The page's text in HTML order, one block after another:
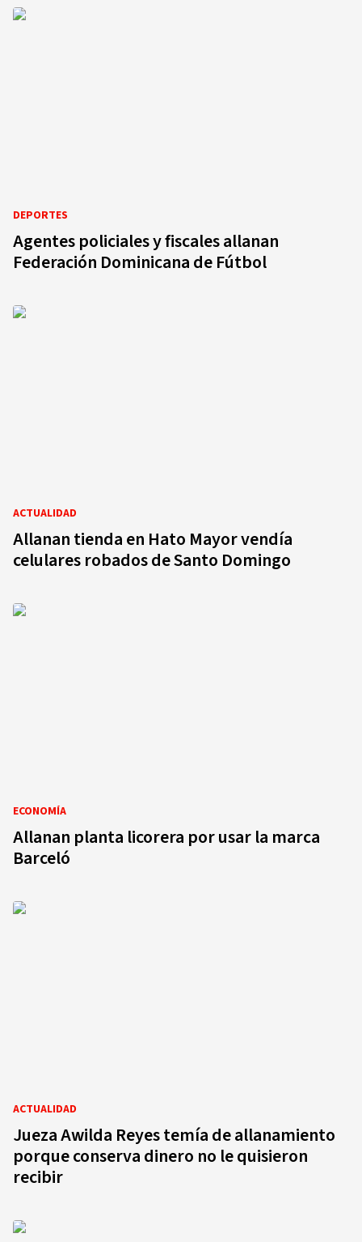
DEPORTES
Agentes policiales y fiscales allanan
Federación Dominicana de Fútbol
ACTUALIDAD
Allanan tienda en Hato Mayor vendía
celulares robados de Santo Domingo
ECONOMÍA
Allanan planta licorera por usar la marca
Barceló
ACTUALIDAD
Jueza Awilda Reyes temía de allanamiento
porque conserva dinero no le quisieron
recibir